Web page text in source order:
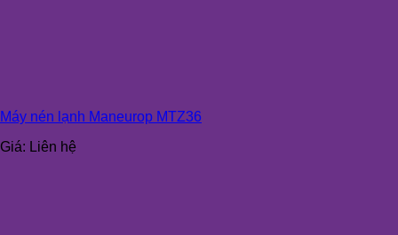
Máy nén lạnh Maneurop MTZ36
Giá: Liên hệ